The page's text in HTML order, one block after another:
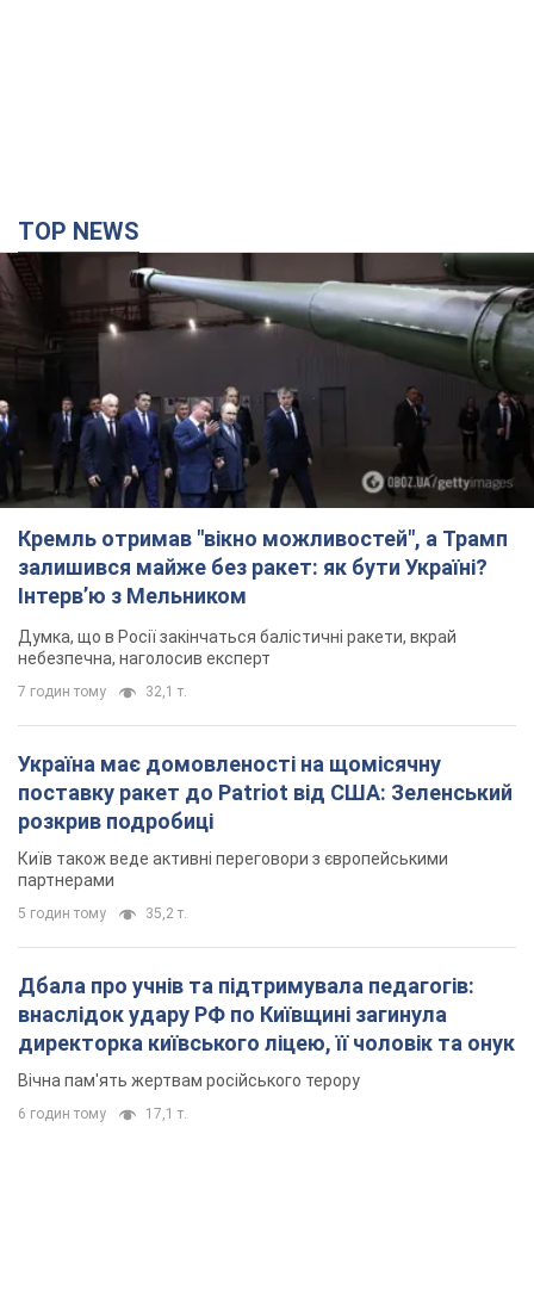
TOP NEWS
Кремль отримав "вікно можливостей", а Трамп
залишився майже без ракет: як бути Україні?
Інтерв’ю з Мельником
Думка, що в Росії закінчаться балістичні ракети, вкрай
небезпечна, наголосив експерт
7 годин тому 32,1 т.
Україна має домовленості на щомісячну
поставку ракет до Patriot від США: Зеленський
розкрив подробиці
Київ також веде активні переговори з європейськими
партнерами
5 годин тому 35,2 т.
Дбала про учнів та підтримувала педагогів:
внаслідок удару РФ по Київщині загинула
директорка київського ліцею, її чоловік та онук
Вічна пам'ять жертвам російського терору
6 годин тому 17,1 т.